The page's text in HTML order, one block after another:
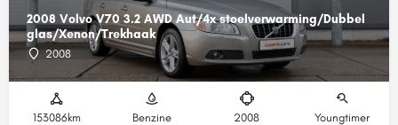
2008 Volvo V70 3.2 AWD Aut/4x stoelverwarming/Dubbel
glas/Xenon/Trekhaak
2008
153086km Benzine 2008 Youngtimer